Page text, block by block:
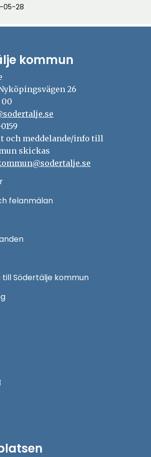
05-28
kommun
26
00
och meddelande/info till
skickas
Öppna
felanmälan
Södertälje kommun
Öppna